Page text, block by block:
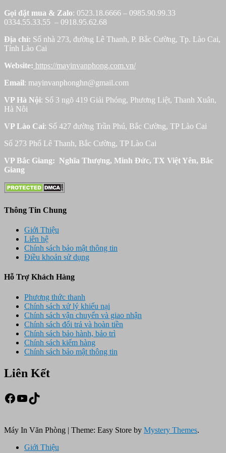
Gọi đặt mua & Zalo: 0523.18.6666 – 0985.90.99.33
0334.55.33.55 – 0918.95.62.68
Địa chỉ: Số nhà 273, đường Lê Thanh, P. Bắc Cường, Tp. Lào Cai,
Tỉnh Lào Cai
Website: https://mayinvanphong.com.vn/
Email: mayinvanphonghn@gmail.com
VP Hà Nội: Số 3 ngõ 419 Giải Phóng, Phương Liệt, Thanh Xuân,
Hà Nôi
VP Lào Cai: Số 427 đường Trần Phú, Bắc Cường, TP Lào Cai
Số 273 Phố Lê Thanh, Bắc Cường, TP Lào Cai
VP Bắc Giang: Nghĩa Thượng, Minh Đức, TX Việt Yên, Bắc
Giang
Thông Tin Chung
Giới Thiệu
Liên hệ
Chính sách bảo mật thông tin
Điều khoản sử dụng
Hỗ Trợ Khách Hàng
Phương thức thanh
Chính sách xử lý khiếu nại
Chính sách vận chuyển và giao nhận
Chính sách đổi trả và hoàn tiền
Chính sách bảo hành, bảo trì
Chính sách kiểm hàng
Chính sách bảo mật thông tin
Liên Kết
Facebook
Youtube
TikTok
Máy In Văn Phòng | Theme: Easy Store by Mystery Themes.
Giới Thiệu